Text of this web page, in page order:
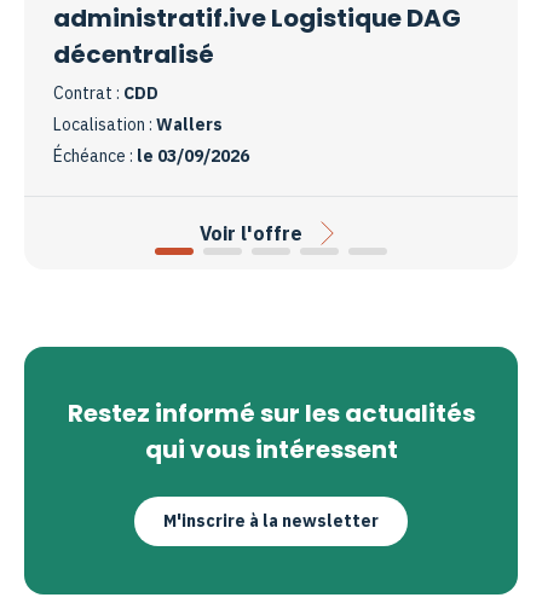
administratif.ive Logistique DAG
décentralisé
Contrat : CDD
Localisation : Wallers
Échéance : le 03/09/2026
Voir l'offre
Restez informé sur les actualités
qui vous intéressent
M'inscrire à la newsletter